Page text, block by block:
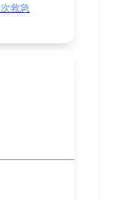
救急